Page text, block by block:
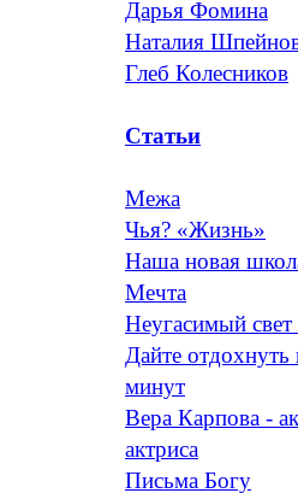
Дарья Фомина
Наталия
Глеб Колесников
Статьи
Межа
Чья? «Жизнь»
Наша новая
Мечта
Неугасимый
Дайте отдохнуть
минут
Вера Карпова -
актриса
Письма Богу